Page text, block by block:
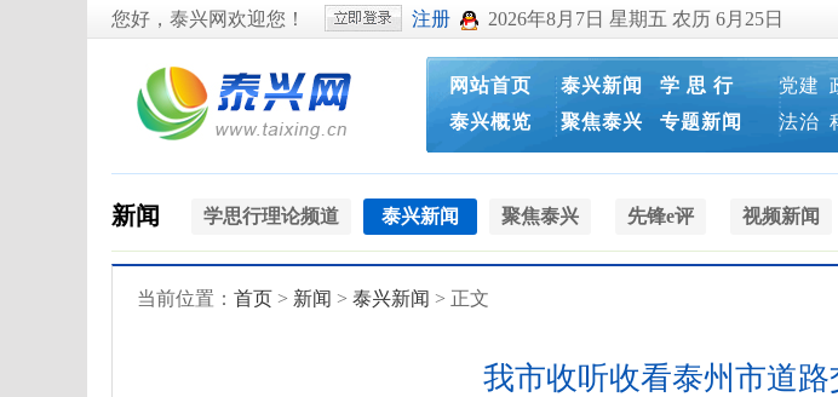
您好，泰兴网欢迎您！ 注册 2026年8月7日 星期五 农历 6月25日
网站首页
泰兴概览
泰兴新闻
学 思 行
聚焦泰兴
专题新闻
党建
法治
新闻 学思行理论频道 泰兴新闻 聚焦泰兴 先锋e评 视频新闻
当前位置： 首页 > 新闻 > 泰兴新闻 > 正文
我市收听收看泰州市道